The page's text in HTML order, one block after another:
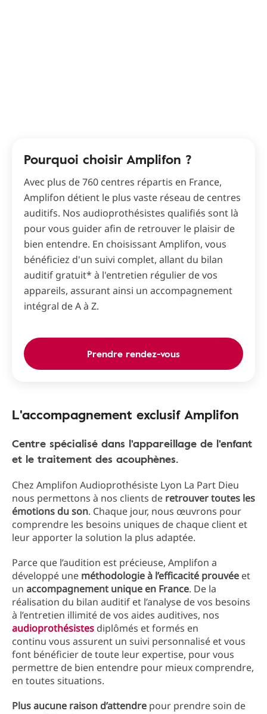
Pourquoi choisir Amplifon ?
Avec plus de 760 centres répartis en France,
Amplifon détient le plus vaste réseau de centres
auditifs. Nos audioprothésistes qualifiés sont là
pour vous guider afin de retrouver le plaisir de
bien entendre. En choisissant Amplifon, vous
bénéficiez d'un suivi complet, allant du bilan
auditif gratuit* à l'entretien régulier de vos
appareils, assurant ainsi un accompagnement
intégral de A à Z.
Prendre rendez-vous
L'accompagnement exclusif Amplifon
Centre spécialisé dans l'appareillage de l'enfant
et le traitement des acouphènes.
Chez Amplifon Audioprothésiste Lyon La Part Dieu
nous permettons à nos clients de retrouver toutes les
émotions du son. Chaque jour, nous œuvrons pour
comprendre les besoins uniques de chaque client et
leur apporter la solution la plus adaptée.
Parce que l’audition est précieuse, Amplifon a
développé une méthodologie à l’efficacité prouvée et
un accompagnement unique en France. De la
réalisation du bilan auditif et l’analyse de vos besoins
à l’entretien illimité de vos aides auditives, nos
audioprothésistes diplômés et formés en
continu vous assurent un suivi personnalisé et vous
font bénéficier de toute leur expertise, pour vous
permettre de bien entendre pour mieux comprendre,
en toutes situations.
Plus aucune raison d’attendre pour prendre soin de